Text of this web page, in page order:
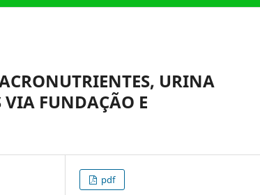
URINA
FUNDAÇÃO E
pdf